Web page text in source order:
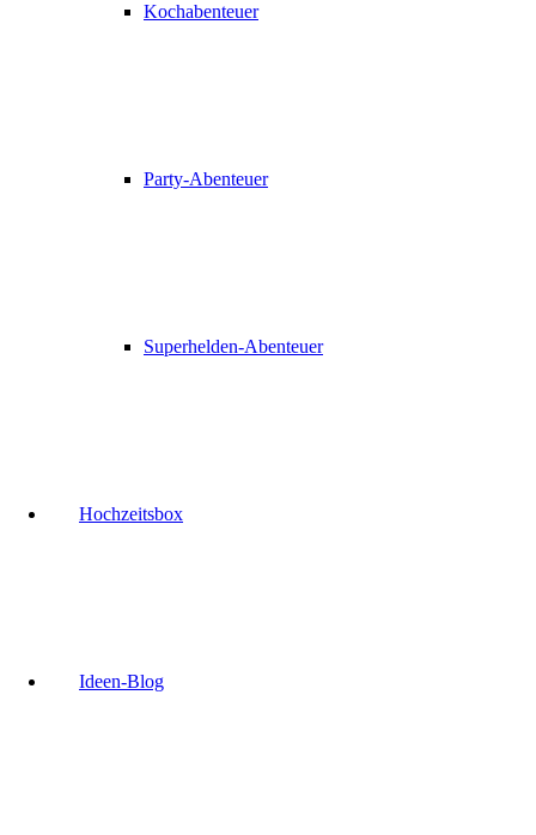
Kochabenteuer
Party-Abenteuer
Superhelden-Abenteuer
Hochzeitsbox
Ideen-Blog